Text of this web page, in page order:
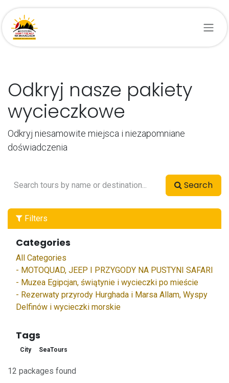
Przejdź do zawartości
Odkryj nasze pakiety
wycieczkowe
Odkryj niesamowite miejsca i niezapomniane
doświadczenia
Search
Filters
Categories
All Categories
- MOTOQUAD, JEEP I PRZYGODY NA PUSTYNI SAFARI
- Muzea Egipcjan, świątynie i wycieczki po mieście
- Rezerwaty przyrody Hurghada i Marsa Allam, Wyspy
Delfinów i wycieczki morskie
Tags
City SeaTours
12 packages found